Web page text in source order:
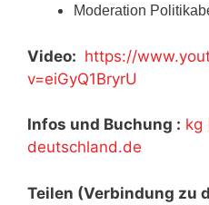
Moderation
Video: https://
v=eiGyQ1BryrU
Infos und Buchung : kg
deutschland.de
Teilen (Verbindung zu